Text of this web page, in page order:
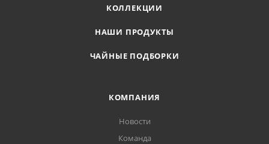
КОЛЛЕКЦИИ
НАШИ ПРОДУКТЫ
ЧАЙНЫЕ ПОДБОРКИ
КОМПАНИЯ
Новости
Команда